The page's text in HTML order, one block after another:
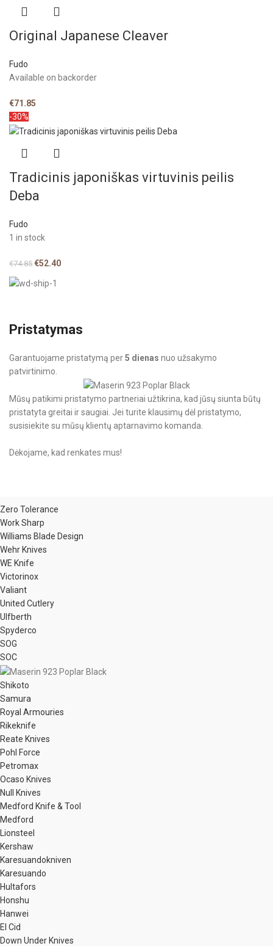
Original Japanese Cleaver
Fudo
Available on backorder
€71.85
-30%
Tradicinis japoniškas virtuvinis peilis
Deba
Fudo
1 in stock
€74.85 €52.40
Pristatymas
Garantuojame pristatymą per5 dienas nuo užsakymo
patvirtinimo.
Mūsų patikimi pristatymo partneriai užtikrina, kad jūsų siunta būtų
pristatyta greitai ir saugiai. Jei turite klausimų dėl pristatymo,
susisiekite su mūsų klientų aptarnavimo komanda.
Dėkojame, kad renkates mus!
Zero Tolerance
Work Sharp
Williams Blade Design
Wehr Knives
WE Knife
Victorinox
Valiant
United Cutlery
Ulfberth
Spyderco
SOG
SOC
Shikoto
Samura
Royal Armouries
Rikeknife
Reate Knives
Pohl Force
Petromax
Ocaso Knives
Null Knives
Medford Knife & Tool
Medford
Lionsteel
Kershaw
Karesuandokniven
Karesuando
Hultafors
Honshu
Hanwei
El Cid
Down Under Knives